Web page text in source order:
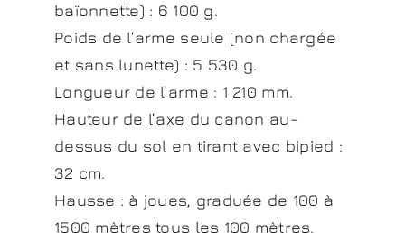
baïonnette) : 6 100 g.
Poids de l’arme seule (non chargée
et sans lunette) : 5 530 g.
Longueur de l’arme : 1 210 mm.
Hauteur de l’axe du canon au-
dessus du sol en tirant avec bipied :
32 cm.
Hausse : à joues, graduée de 100 à
1500 mètres tous les 100 mètres.